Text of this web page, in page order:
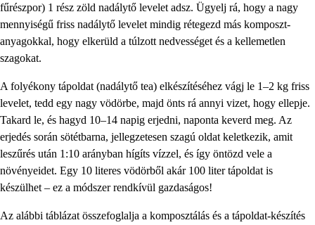
fűrészpor) 1 rész zöld nadálytő levelet adsz. Ügyelj rá, hogy a nagy
mennyiségű friss nadálytő levelet mindig rétegezd más komposzt-
anyagokkal, hogy elkerüld a túlzott nedvességet és a kellemetlen
szagokat.
A folyékony tápoldat (nadálytő tea) elkészítéséhez vágj le 1–2 kg friss
levelet, tedd egy nagy vödörbe, majd önts rá annyi vizet, hogy ellepje.
Takard le, és hagyd 10–14 napig erjedni, naponta keverd meg. Az
erjedés során sötétbarna, jellegzetesen szagú oldat keletkezik, amit
leszűrés után 1:10 arányban hígíts vízzel, és így öntözd vele a
növényeidet. Egy 10 literes vödörből akár 100 liter tápoldat is
készülhet – ez a módszer rendkívül gazdaságos!
Az alábbi táblázat összefoglalja a komposztálás és a tápoldat-készítés